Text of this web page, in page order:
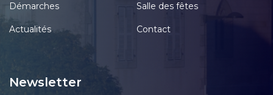
Démarches Salle des fêtes
Actualités Contact
Newsletter